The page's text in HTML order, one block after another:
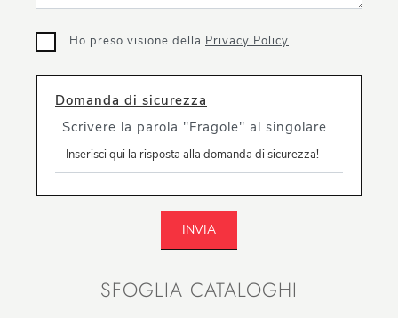
SFOGLIA CATALOGHI
Ho preso visione della Privacy Policy
Domanda di sicurezza
Scrivere la parola "Fragole" al singolare
INVIA